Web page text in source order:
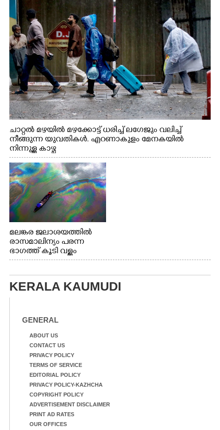
ചാറ്റൽ മഴയിൽ മഴക്കോട്ട് ധരിച്ച് ലഗേജും വലിച്ച്
നീങ്ങുന്ന യുവതികൾ. എറണാകുളം മേനകയിൽ
നിന്നുള്ള കാഴ്ച
മലങ്കര ജലാശയത്തിൽ
രാസമാലിന്യം പരന്ന
ഭാഗത്ത് കൂടി വള്ളം
തുഴഞ്ഞു പോകുന്ന
KERALA KAUMUDI
GENERAL
ABOUT US
CONTACT US
PRIVACY POLICY
TERMS OF SERVICE
EDITORIAL POLICY
PRIVACY POLICY-KAZHCHA
COPYRIGHT POLICY
ADVERTISEMENT DISCLAIMER
PRINT AD RATES
OUR OFFICES